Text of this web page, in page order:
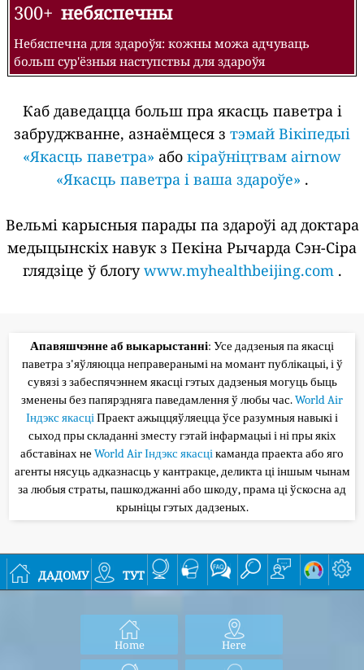
300+ небяспечны
Небяспечна для здароўя: кожны можа адчуваць
больш сур'ёзныя наступствы для здароўя
Каб даведацца больш пра якасць паветра і
забруджванне, азнаёмцеся з тэмай Вікіпедыі
«Якасць паветра» або кіраўніцтвам airnow
«Якасць паветра і ваша здароўе» .
Вельмі карысныя парады па здароўі ад доктара
медыцынскіх навук з Пекіна Рычарда Сэн-Сіра
глядзіце ў блогуwww.myhealthbeijing.com.
Апавяшчэнне аб выкарыстанні: Усе дадзеныя па якасці
паветра з'яўляюцца неправеранымі на момант публікацыі, і ў
сувязі з забеспячэннем якасці гэтых дадзеныя могуць быць
зменены без папярэдняга паведамлення ў любы час.World Air
Індэкс якасціПраект ажыццяўляецца ўсе разумныя навыкі і
сыход пры складанні зместу гэтай інфармацыі і ні пры якіх
абставінах не World Air Індэкс якасцікаманда праекта або яго
агенты нясуць адказнасць у кантракце, деликта ці іншым чынам
за любыя страты, пашкоджанні або шкоду, прама ці ўскосна ад
крыніцы гэтых дадзеных.
дадому тут
Home Here